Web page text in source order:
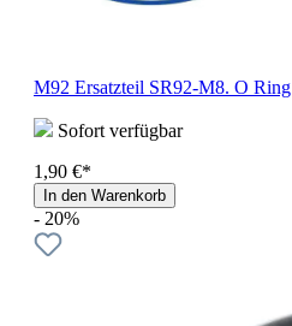
M92 Ersatzteil SR92-M8. O Ring
Sofort verfügbar
1,90 €*
In den Warenkorb
- 20%